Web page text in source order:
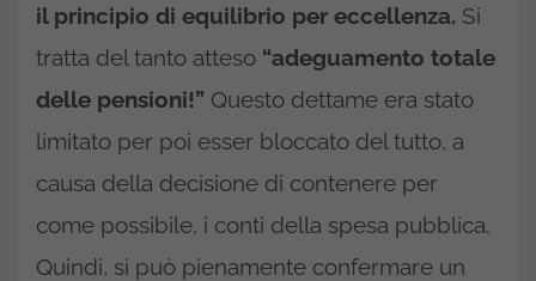
il principio di equilibrio per eccellenza. Si
tratta del tanto atteso “adeguamento totale
delle pensioni!” Questo dettame era stato
limitato per poi esser bloccato del tutto, a
causa della decisione di contenere per
come possibile, i conti della spesa pubblica.
Quindi, si può pienamente confermare un